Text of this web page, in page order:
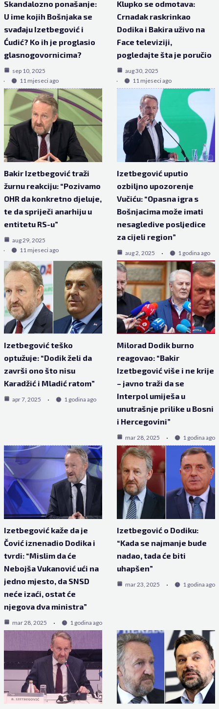
Skandalozno ponašanje:
U ime kojih Bošnjaka se
svađaju Izetbegović i
Ćudić? Ko ih je proglasio
glasnogovornicima?
sep 10, 2025
11 mjeseci ago
Klupko se odmotava:
Crnadak raskrinkao
Dodika i Bakira uživo na
Face televiziji,
pogledajte šta je poručio
aug 30, 2025
11 mjeseci ago
Bakir Izetbegović traži
žurnu reakciju: “Pozivamo
OHR da konkretno djeluje,
te da spriječi anarhiju u
entitetu RS-u”
aug 29, 2025
11 mjeseci ago
Izetbegović uputio
ozbiljno upozorenje
Vučiću: “Opasna igra s
Bošnjacima može imati
nesagledive posljedice
za cijeli region”
aug 2, 2025 1 godina ago
Izetbegović teško
optužuje: “Dodik želi da
završi ono što nisu
Karadžić i Mladić ratom”
apr 7, 2025 1 godina ago
Milorad Dodik burno
reagovao: “Bakir
Izetbegović više i ne krije
– javno traži da se
Interpol umiješa u
unutrašnje prilike u Bosni
i Hercegovini”
mar 28, 2025 1 godina ago
Izetbegović kaže da je
Čović iznenadio Dodika i
tvrdi: “Mislim da će
Nebojša Vukanović ući na
jedno mjesto, da SNSD
neće izaći, ostat će
njegova dva ministra”
mar 28, 2025 1 godina ago
Izetbegović o Dodiku:
“Kada se najmanje bude
nadao, tada će biti
uhapšen”
mar 23, 2025 1 godina ago